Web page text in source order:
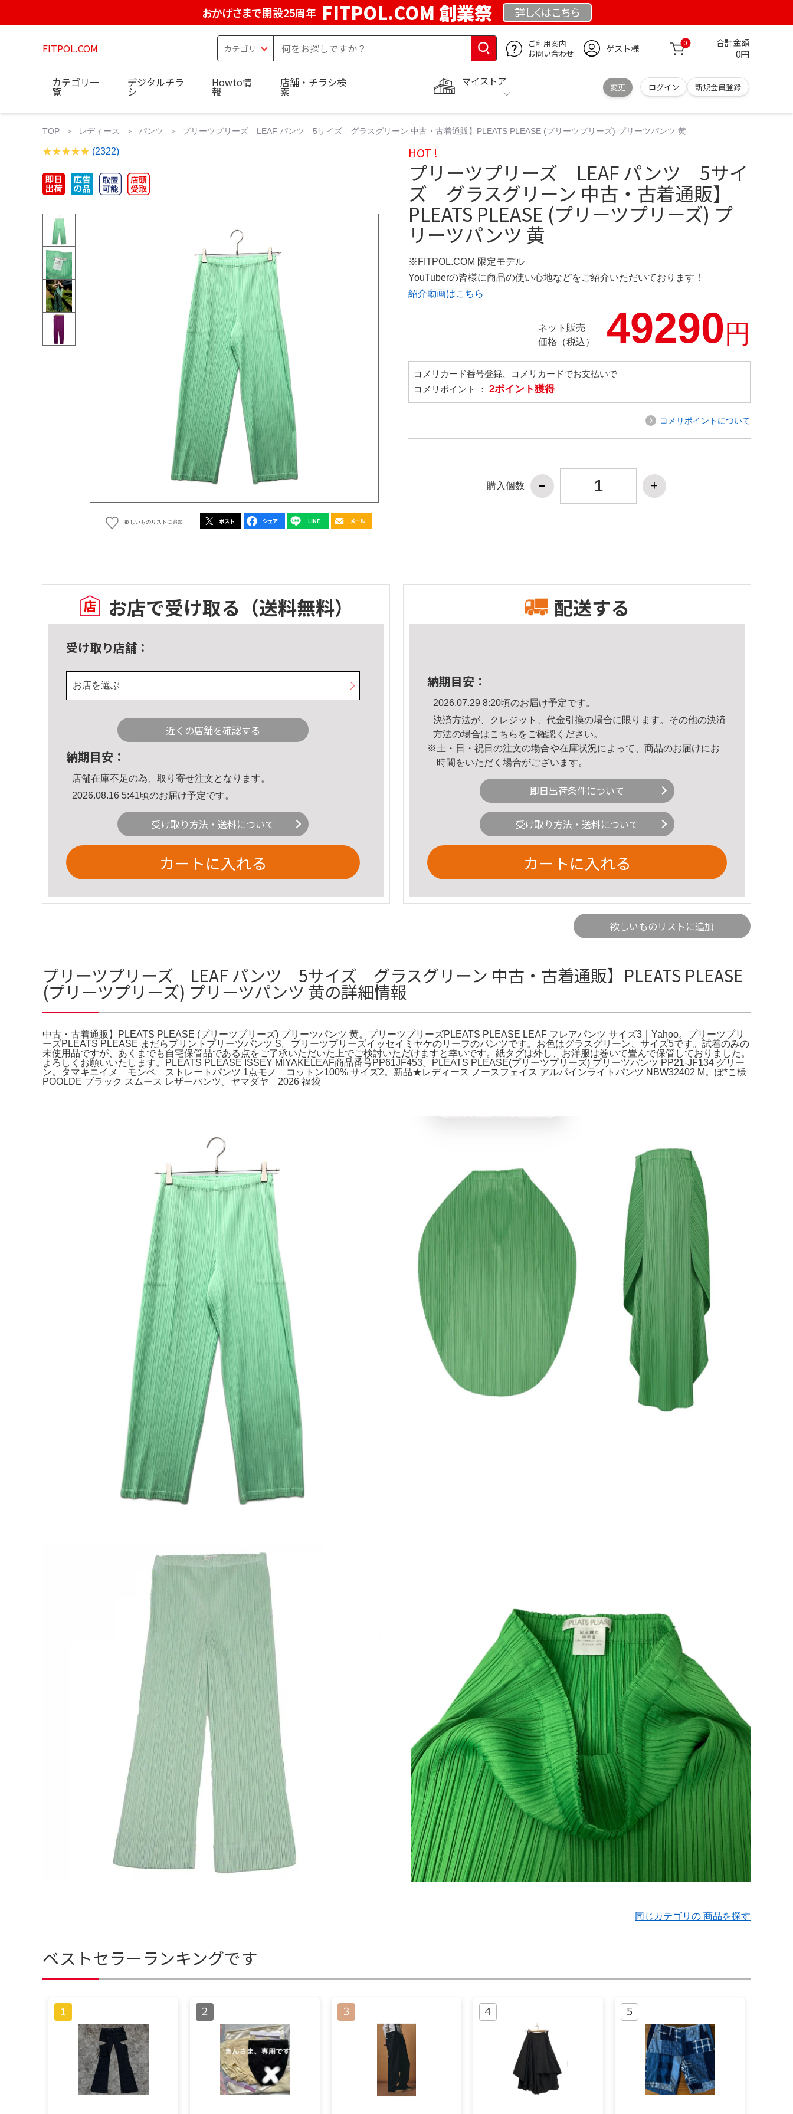
おかげさまで開設25周年 FITPOL.COM 創業祭 詳しくはこちら
FITPOL.COM
ご利用案内
お問い合わせ
ゲスト様 0 合計金額
0円
マイストア
変更 ログイン 新規会員登録
カテゴリ一
覧
デジタルチラ
シ
Howto情
報
店舗・チラシ検
索
TOP レディース パンツ プリーツプリーズ LEAF パンツ 5サイズ グラスグリーン 中古・古着通販】PLEATS PLEASE (プリーツプリーズ) プリーツパンツ 黄
(2322)
欲しいものリストに追加
HOT !
プリーツプリーズ LEAF パンツ 5サイ
ズ グラスグリーン 中古・古着通販】
PLEATS PLEASE (プリーツプリーズ) プ
リーツパンツ 黄
※FITPOL.COM 限定モデル
YouTuberの皆様に商品の使い心地などをご紹介いただいております！
紹介動画はこちら
ネット販売
価格（税込）
49290円
コメリカード番号登録、コメリカードでお支払いで
コメリポイント ： 2ポイント獲得
コメリポイントについて
購入個数
お店で受け取る （送料無料）
受け取り店舗：
お店を選ぶ
近くの店舗を確認する
納期目安：
店舗在庫不足の為、取り寄せ注文となります。
2026.08.16 5:41頃のお届け予定です。
受け取り方法・送料について
カートに入れる
配送する
納期目安：
2026.07.29 8:20頃のお届け予定です。
決済方法が、クレジット、代金引換の場合に限ります。その他の決済
方法の場合はこちら をご確認ください。
※土・日・祝日の注文の場合や在庫状況によって、商品のお届けにお
時間をいただく場合がございます。
即日出荷条件について
受け取り方法・送料について
カートに入れる
欲しいものリストに追加
プリーツプリーズ LEAF パンツ 5サイズ グラスグリーン 中古・古着通販】PLEATS PLEASE
(プリーツプリーズ) プリーツパンツ 黄の詳細情報
中古・古着通販】PLEATS PLEASE (プリーツプリーズ) プリーツパンツ 黄。プリーツプリーズPLEATS PLEASE LEAF フレアパンツ サイズ3｜Yahoo。プリーツプリ
ーズPLEATS PLEASE まだらプリントプリーツパンツ S。プリーツプリーズイッセイミヤケのリーフのパンツです。お色はグラスグリーン、サイズ5です。試着のみの
未使用品ですが、あくまでも自宅保管品である点をご了承いただいた上でご検討いただけますと幸いです。紙タグは外し、お洋服は巻いて畳んで保管しておりました。
よろしくお願いいたします。PLEATS PLEASE ISSEY MIYAKELEAF商品番号PP61JF453。PLEATS PLEASE(プリーツプリーズ) プリーツパンツ PP21-JF134 グリー
ン。タマキニイメ モンペ ストレートパンツ 1点モノ コットン100% サイズ2。新品★レディース ノースフェイス アルパインライトパンツ NBW32402 M。ぽ*こ様
POOLDE ブラック スムース レザーパンツ。ヤマダヤ 2026 福袋
同じカテゴリの 商品を探す
ベストセラーランキングです